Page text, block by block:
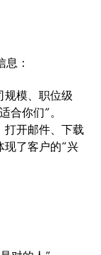
：
规模、职位级
合你们”。
打开邮件、下载
现了客户的“兴